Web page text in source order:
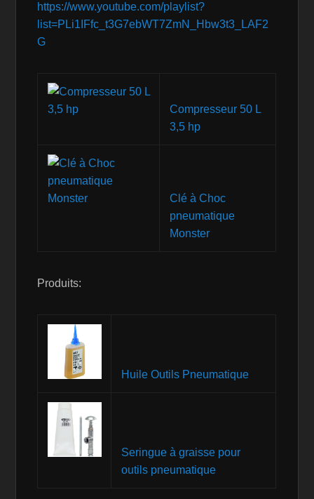
https://www.youtube.com/playlist?
list=PLi1IFfc_t3G7ebWT7ZmN_Hbw3t3_LAF2
G
Compresseur 50 L
3,5 hp
Clé à Choc
pneumatique
Monster
Produits:
Huile Outils Pneumatique
Seringue à graisse pour
outils pneumatique